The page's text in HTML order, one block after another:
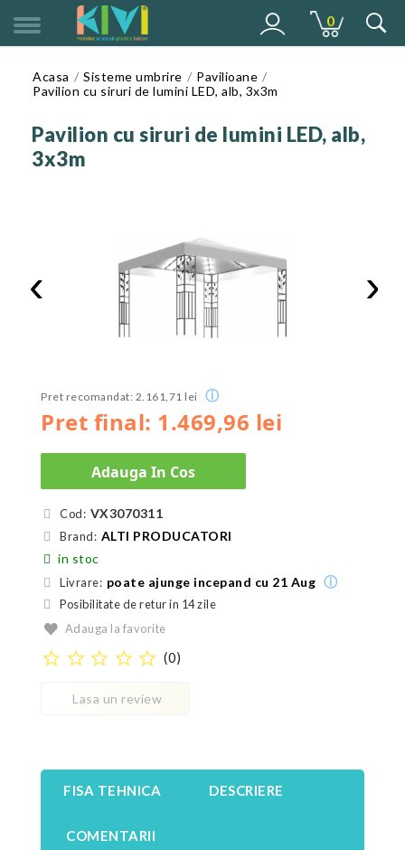
0
Acasa Sisteme umbrire
Pavilioane
Pavilion cu siruri de lumini LED, alb, 3x3m
Pavilion cu siruri de lumini LED, alb,
3x3m
‹ ›
Pret final: 1.469,96 lei
Pret recomandat: 2.161,71 lei ⓘ
Adauga In Cos
Cod: VX3070311
Brand: ALTI PRODUCATORI
in stoc
Livrare: poate ajunge incepand cu 21 Aug ⓘ
Posibilitate de retur in 14 zile
Adauga la favorite
star_border star_border star_border star_border star_border (0)
Lasa un review
FISA TEHNICA DESCRIERE
COMENTARII